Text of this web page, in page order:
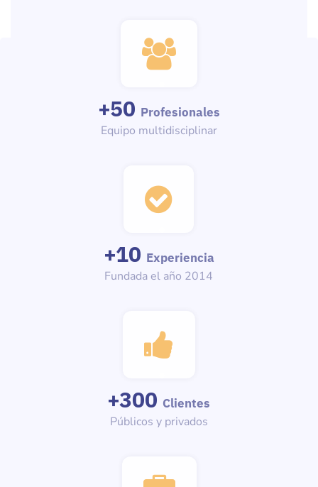
+50 Profesionales
Equipo multidisciplinar
+10 Experiencia
Fundada el año 2014
+300 Clientes
Públicos y privados